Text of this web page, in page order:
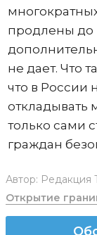
продлены до
не дает. Что
что в России
откладывать
только сами
граждан
Автор: Редакция
Открытие